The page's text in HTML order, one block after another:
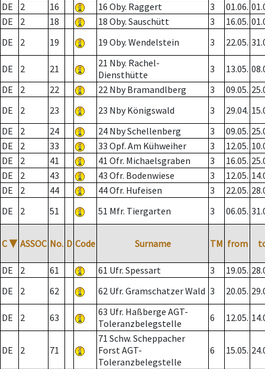
DE
2 16 16 Oby. Raggert 3 01.06.
DE
2 18 18 Oby. Sauschütt 3 16.05.
DE
2 19 19 Oby. Wendelstein 3 22.05.
DE 2 21
21 Nby. Rachel-
Diensthütte
3 13.05.
DE
2 22 22 Nby Bramandlberg 3 09.05.
DE
2 23 23 Nby Königswald 3 29.04.
DE
2 24 24 Nby Schellenberg 3 09.05.
DE
2 33 33 Opf. Am Kühweiher 3 12.05.
DE
2 41 41 Ofr. Michaelsgraben 3 16.05.
DE
2 43 43 Ofr. Bodenwiese 3 12.05.
DE
2 44 44 Ofr. Hufeisen 3 22.05.
DE
2 51 51 Mfr. Tiergarten 3 06.05.
C ▼ ASSOC No. D Code Surname TM from
DE 2 61 61 Ufr. Spessart 3 19.05.
DE
2 62 62 Ufr. Gramschatzer Wald 3 20.05.
DE 2 63
63 Ufr. Haßberge AGT-
Toleranzbelegstelle
6 12.05.
DE 2 71
71 Schw. Scheppacher
Forst AGT-
Toleranzbelegstelle
6 15.05.